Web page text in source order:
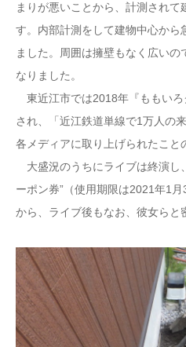
まりが悪いことから、計測され
す。内部計測をして建物中心から
ました。周囲は擁壁もなく広い
なりました。
東近江市では2018年『ももい
され、「近江鉄道単線で1万人の
各メディアに取り上げられたこと
大盛況のうちにライブは終演し
ーポン券”（使用期限は2021年1
から、ライブ後もなお、彼女らと